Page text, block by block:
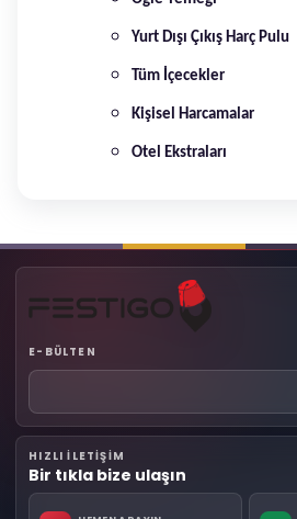
Yurt Dışı Çıkış Harç Pulu
Tüm İçecekler
Kişisel Harcamalar
Otel Ekstraları
E-BÜLTEN
HIZLI ILETIŞIM
Bir tıkla bize ulaşın